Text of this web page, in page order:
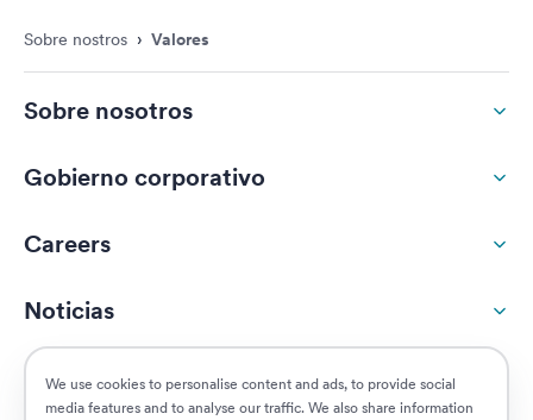
We use cookies to personalise content and ads, to provide social
media features and to analyse our traffic. We also share information
Sobre nostros › Valores
Sobre nosotros
Gobierno corporativo
Careers
Noticias
Responsabilidad social